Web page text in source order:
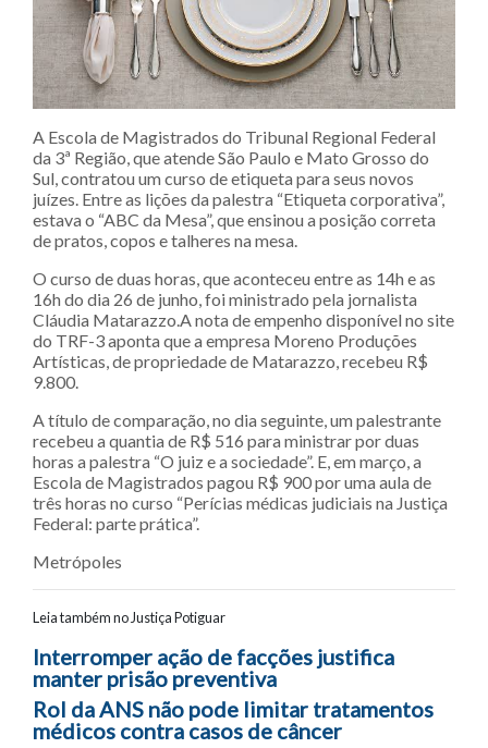
A Escola de Magistrados do Tribunal Regional Federal
da 3ª Região, que atende São Paulo e Mato Grosso do
Sul, contratou um curso de etiqueta para seus novos
juízes. Entre as lições da palestra “Etiqueta corporativa”,
estava o “ABC da Mesa”, que ensinou a posição correta
de pratos, copos e talheres na mesa.
O curso de duas horas, que aconteceu entre as 14h e as
16h do dia 26 de junho, foi ministrado pela jornalista
Cláudia Matarazzo.A nota de empenho disponível no site
do TRF-3 aponta que a empresa Moreno Produções
Artísticas, de propriedade de Matarazzo, recebeu R$
9.800.
A título de comparação, no dia seguinte, um palestrante
recebeu a quantia de R$ 516 para ministrar por duas
horas a palestra “O juiz e a sociedade”. E, em março, a
Escola de Magistrados pagou R$ 900 por uma aula de
três horas no curso “Perícias médicas judiciais na Justiça
Federal: parte prática”.
Metrópoles
Leia também no Justiça Potiguar
Navegação entre posts
Interromper ação de facções justifica
manter prisão preventiva
Rol da ANS não pode limitar tratamentos
médicos contra casos de câncer